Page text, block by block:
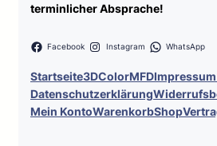
terminlicher Absprache!
Facebook Instagram WhatsApp
Startseite3DColorMFDImpressum
Datenschutzerklärung
Mein KontoWarenkorbShop